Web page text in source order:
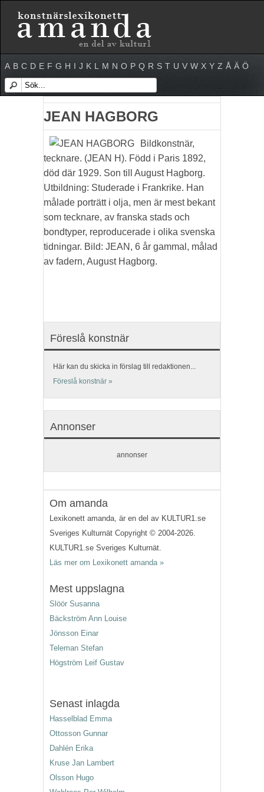
A B C D E F G H I J K L M N O P Q R S T U V W X Y Z Å Ä Ö
JEAN HAGBORG
Bildkonstnär,
tecknare. (JEAN H). Född i Paris 1892,
död där 1929. Son till August Hagborg.
Utbildning: Studerade i Frankrike. Han
målade porträtt i olja, men är mest bekant
som tecknare, av franska stads och
bondtyper, reproducerade i olika svenska
tidningar. Bild: JEAN, 6 år gammal, målad
av fadern, August Hagborg.
Föreslå konstnär
Här kan du skicka in förslag till redaktionen...
Föreslå konstnär »
Annonser
annonser
Om amanda
Lexikonett amanda, är en del av KULTUR1.se
Sveriges Kulturnät Copyright © 2004-2026.
KULTUR1.se Sveriges Kulturnät.
Läs mer om Lexikonett amanda »
Mest uppslagna
Slöör Susanna
Bäckström Ann Louise
Jönsson Einar
Teleman Stefan
Högström Leif Gustav
Senast inlagda
Hasselblad Emma
Ottosson Gunnar
Dahlén Erika
Kruse Jan Lambert
Olsson Hugo